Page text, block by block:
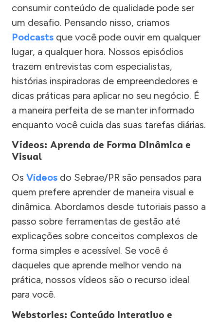
consumir conteúdo de qualidade pode ser
um desafio. Pensando nisso, criamos
Podcasts que você pode ouvir em qualquer
lugar, a qualquer hora. Nossos episódios
trazem entrevistas com especialistas,
histórias inspiradoras de empreendedores e
dicas práticas para aplicar no seu negócio. É
a maneira perfeita de se manter informado
enquanto você cuida das suas tarefas diárias.
Vídeos: Aprenda de Forma Dinâmica e
Visual
Os Vídeos do Sebrae/PR são pensados para
quem prefere aprender de maneira visual e
dinâmica. Abordamos desde tutoriais passo a
passo sobre ferramentas de gestão até
explicações sobre conceitos complexos de
forma simples e acessível. Se você é
daqueles que aprende melhor vendo na
prática, nossos vídeos são o recurso ideal
para você.
Webstories: Conteúdo Interativo e